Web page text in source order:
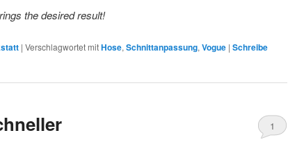
the desired result!
| Verschlagwortet mitHose, Schnittanpassung, Vogue | Schreibe
1